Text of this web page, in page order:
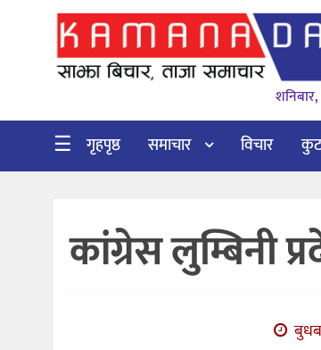
गृहपृष्ठ
विचार
कुटनिती
☰ गृहपृष्ठ समाचार विचार
कांग्रेस लुम्बिनी